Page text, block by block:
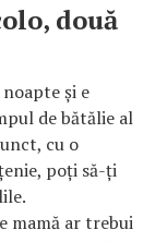
două
și e
de bătălie al
cu o
poți să-ți
mamă ar trebui